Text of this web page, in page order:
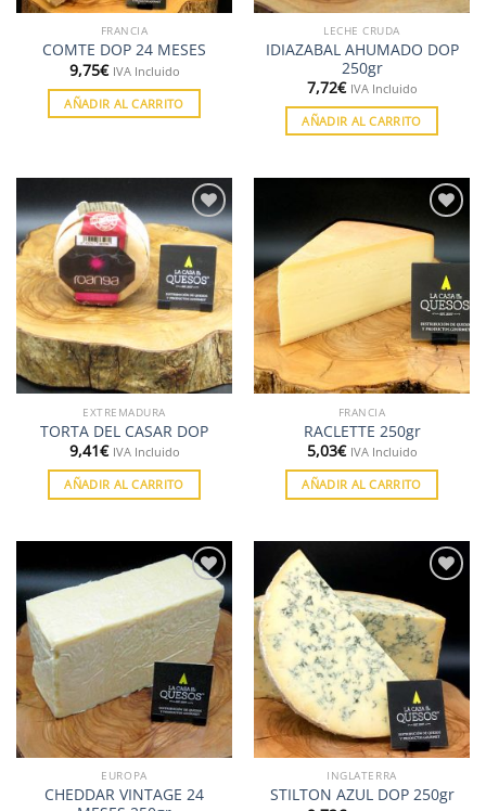
FRANCIA
COMTE DOP 24 MESES
9,75€ IVA Incluido
AÑADIR AL CARRITO
LECHE CRUDA
IDIAZABAL AHUMADO DOP
250gr
7,72€ IVA Incluido
AÑADIR AL CARRITO
Añadir
a la
lista de
deseos
EXTREMADURA
TORTA DEL CASAR DOP
9,41€ IVA Incluido
AÑADIR AL CARRITO
Añadir
a la
lista de
deseos
FRANCIA
RACLETTE 250gr
5,03€ IVA Incluido
AÑADIR AL CARRITO
Añadir
a la
lista de
deseos
EUROPA
CHEDDAR VINTAGE 24
a la
lista de
deseos
INGLATERRA
STILTON AZUL DOP 250gr